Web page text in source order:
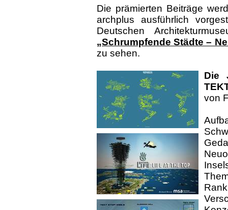
Die prämierten Beiträge
archplus ausführlich
Deutschen
„Schrumpfende Städte –
zu sehen.
Die
von